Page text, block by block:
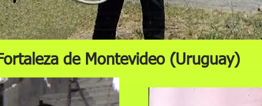
de Montevideo (Uruguay)